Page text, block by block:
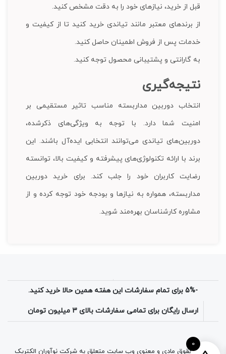
قبل از خرید، نیازهای خود را به دقت مشخص کنید.
از برندهای معتبر مانند تیاندی خرید کنید تا از کیفیت و
خدمات پس از فروش اطمینان حاصل کنید.
به گارانتی و پشتیبانی محصول توجه کنید.
نتیجه‌گیری
انتخاب دوربین مداربسته مناسب تاثیر مستقیمی بر
امنیت شما دارد. با توجه به ویژگی‌های ذکرشده،
دوربین‌های تیاندی می‌توانند انتخابی ایده‌آل باشند. این
برند با ارائه تکنولوژی‌های پیشرفته و کیفیت بالا، توانسته
رضایت کاربران خود را جلب کند. برای خرید دوربین
مداربسته، همواره به نیازها و بودجه خود توجه کرده و از
مشاوره کارشناسان بهره‌مند شوید.
-5% برای تمام سفارشات این هفته همین حالا خرید کنید.
ارسال رایگان برای تمامی سفارشات بالای 3 میلیون تومان
تمامی حقوق مادی و معنوی وب سایت متعلق به شرکت نوآوران الکتریک
0